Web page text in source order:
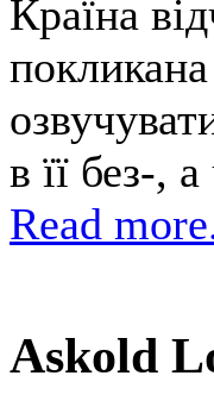
Країна
в її без-,
Read
Askold